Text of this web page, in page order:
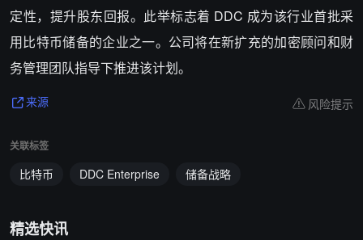
定性，提升股东回报。此举标志着 DDC 成为该行业首批采
用比特币储备的企业之一。公司将在新扩充的加密顾问和财
务管理团队指导下推进该计划。
来源 风险提示
关联标签
比特币 DDC Enterprise 储备战略
精选快讯